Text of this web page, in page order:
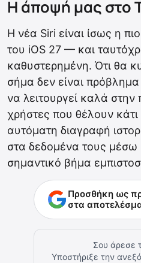
Η άποψή μας στο
Η νέα Siri είναι ίσως η
του iOS 27 — και
καθυστερημένη. Ότι θα
σήμα δεν είναι
να λειτουργεί καλά στην
χρήστες που θέλουν κάτι
αυτόματη διαγραφή
στα δεδομένα τους μέσω
σημαντικό βήμα
Προσθήκη ως
στα
Σου άρεσε
Υποστήριξε την